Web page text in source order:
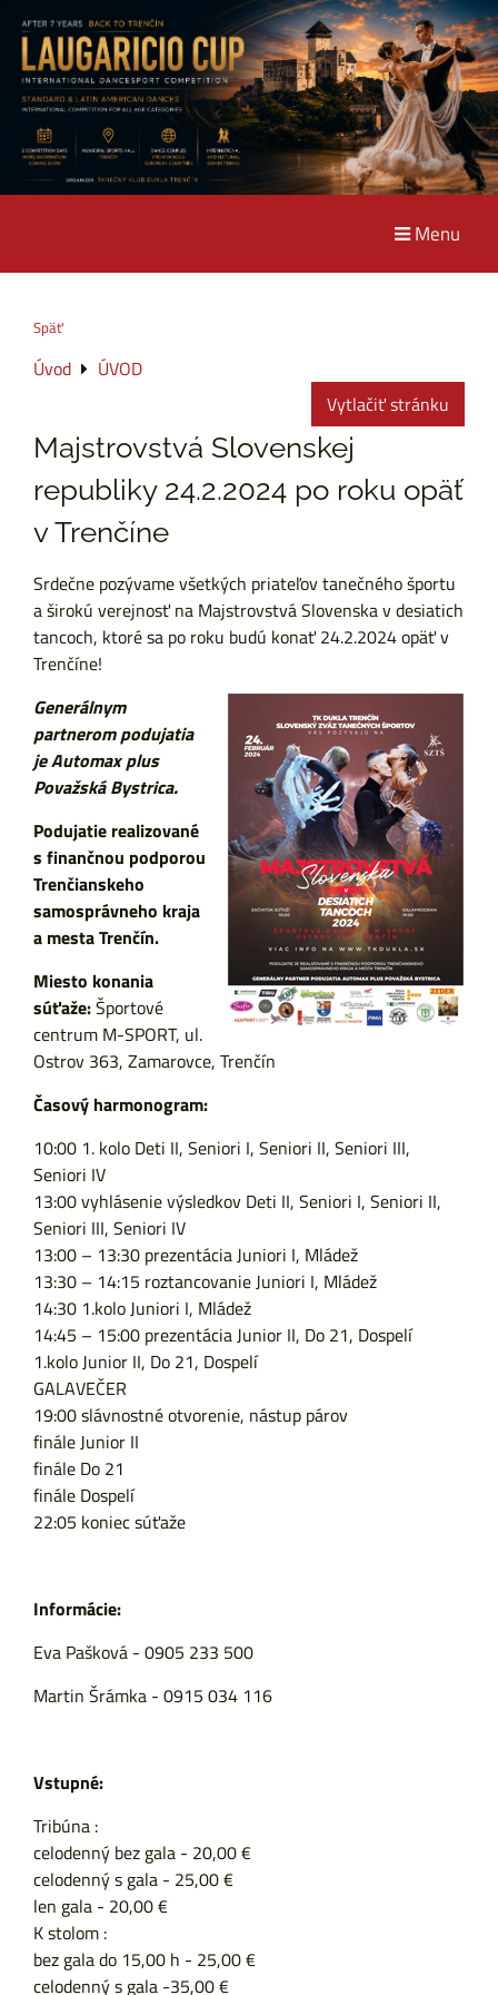
Menu
Späť
Úvod
ÚVOD
Vytlačiť stránku
Majstrovstvá Slovenskej
republiky 24.2.2024 po roku opäť
v Trenčíne
Srdečne pozývame všetkých priateľov tanečného športu
a širokú verejnosť na Majstrovstvá Slovenska v desiatich
tancoch, ktoré sa po roku budú konať 24.2.2024 opäť v
Trenčíne!
Generálnym
partnerom podujatia
je Automax plus
Považská Bystrica.
Podujatie realizované
s finančnou podporou
Trenčianskeho
samosprávneho kraja
a mesta Trenčín.
Miesto konania
súťaže:Športové
centrum M-SPORT, ul.
Ostrov 363, Zamarovce, Trenčín
Časový harmonogram:
10:00 1. kolo Deti II, Seniori I, Seniori II, Seniori III,
Seniori IV
13:00 vyhlásenie výsledkov Deti II, Seniori I, Seniori II,
Seniori III, Seniori IV
13:00 – 13:30 prezentácia Juniori I, Mládež
13:30 – 14:15 roztancovanie Juniori I, Mládež
14:30 1.kolo Juniori I, Mládež
14:45 – 15:00 prezentácia Junior II, Do 21, Dospelí
1.kolo Junior II, Do 21, Dospelí
GALAVEČER
19:00 slávnostné otvorenie, nástup párov
finále Junior II
finále Do 21
finále Dospelí
22:05 koniec súťaže
Informácie:
Eva Pašková - 0905 233 500
Martin Šrámka - 0915 034 116
Vstupné:
Tribúna :
celodenný bez gala - 20,00 €
celodenný s gala - 25,00 €
len gala - 20,00 €
K stolom :
bez gala do 15,00 h - 25,00 €
celodenný s gala -35,00 €